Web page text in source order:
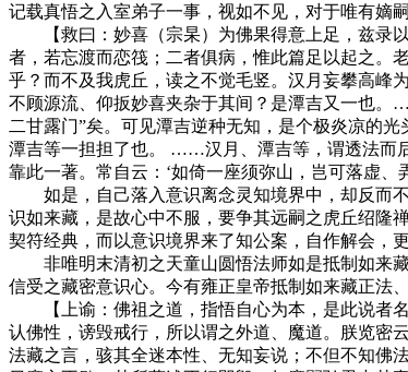
记载真悟之入室弟子一事，视如不见，对于唯有嫡
【救曰：妙喜（宗杲）为佛果得意上足，兹录以
者，若忘渡而恋筏；二者俱病，惟此篇足以起之。
乎？而不及我虎丘，读之不觉毛竖。汉月妄攀高峰
不顾源流、仰扳妙喜夹杂于其间？是潭吉又一也
二甘露门”矣。可见潭吉逆种无知，是个极炎凉的
潭吉等一担担了也。 ……汉月、潭吉等，谓透法而
靠此一著。常自云：‘如倚一座须弥山，岂可落虚
如是，自己落入意识离念灵知境界中，却反而不
识如来藏，是故心中不服，要争其远嗣之虎丘绍隆
契符经典，而以意识境界来了知公案，自作解会，
非唯明末清初之天童山圆悟法师如是抵制如来藏
信受之藏密意识心。今有雍正皇帝抵制如来藏正法
【上谕：佛祖之道，指悟自心为本，是此说者名
认佛性，谤毁戒行，所以谓之外道、魔道。朕览密
法藏之言，骇其全迷本性、无知妄说；不但不知佛